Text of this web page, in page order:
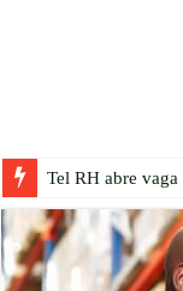
Tel RH abre